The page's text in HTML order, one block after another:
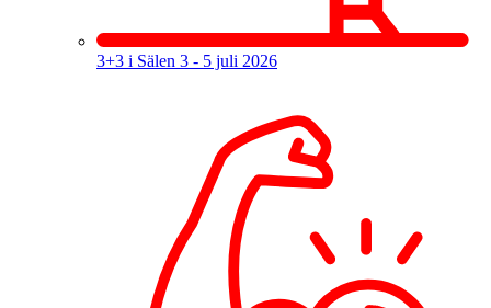
3+3 i Sälen 3 - 5 juli 2026